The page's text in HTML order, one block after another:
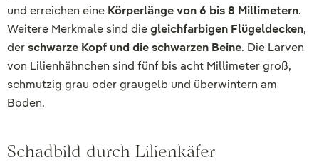
und erreichen eine Körperlänge von 6 bis 8 Millimetern.
Weitere Merkmale sind diegleichfarbigen Flügeldecken,
derschwarze Kopf und die schwarzen Beine. Die Larven
von Lilienhähnchen sind fünf bis acht Millimeter groß,
schmutzig grau oder graugelb und überwintern am
Boden.
Schadbild durch Lilienkäfer